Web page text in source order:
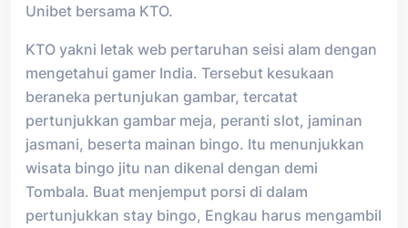
Unibet bersama KTO.
KTO yakni letak web pertaruhan seisi alam dengan
mengetahui gamer India. Tersebut kesukaan
beraneka pertunjukan gambar, tercatat
pertunjukkan gambar meja, peranti slot, jaminan
jasmani, beserta mainan bingo. Itu menunjukkan
wisata bingo jitu nan dikenal dengan demi
Tombala. Buat menjemput porsi di dalam
pertunjukkan stay bingo, Engkau harus mengambil